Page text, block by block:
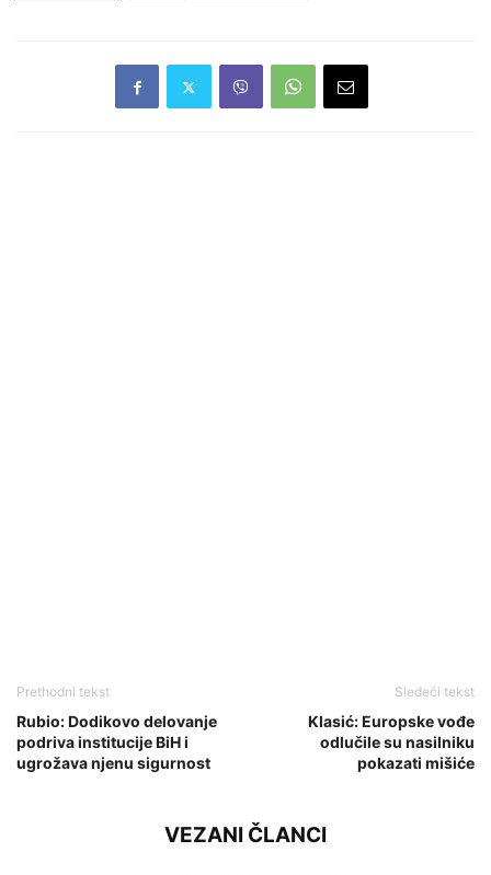
Prethodni tekst
Rubio: Dodikovo delovanje
podriva institucije BiH i
ugrožava njenu sigurnost
Sledeći tekst
Klasić: Europske vođe
odlučile su nasilniku
pokazati mišiće
VEZANI ČLANCI